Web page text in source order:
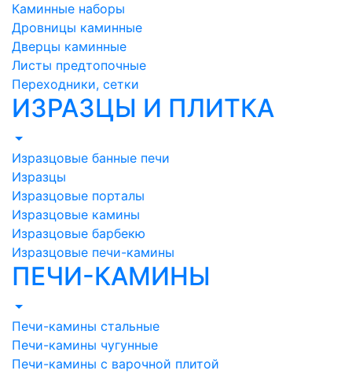
Каминные наборы
Дровницы каминные
Дверцы каминные
Листы предтопочные
Переходники, сетки
ИЗРАЗЦЫ И ПЛИТКА
Изразцовые банные печи
Изразцы
Изразцовые порталы
Изразцовые камины
Изразцовые барбекю
Изразцовые печи-камины
ПЕЧИ-КАМИНЫ
Печи-камины стальные
Печи-камины чугунные
Печи-камины с варочной плитой